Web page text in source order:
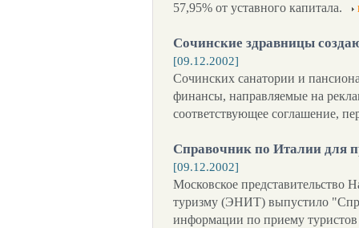
57,95% от уставного капитала.
Сочинские здравницы
[09.12.2002]
Сочинских санатории и
финансы, направляемые на
соответствующее соглашение,
Справочник по Италии для
[09.12.2002]
Московское представительство
туризму (ЭНИТ) выпустило
информации по приему туристов